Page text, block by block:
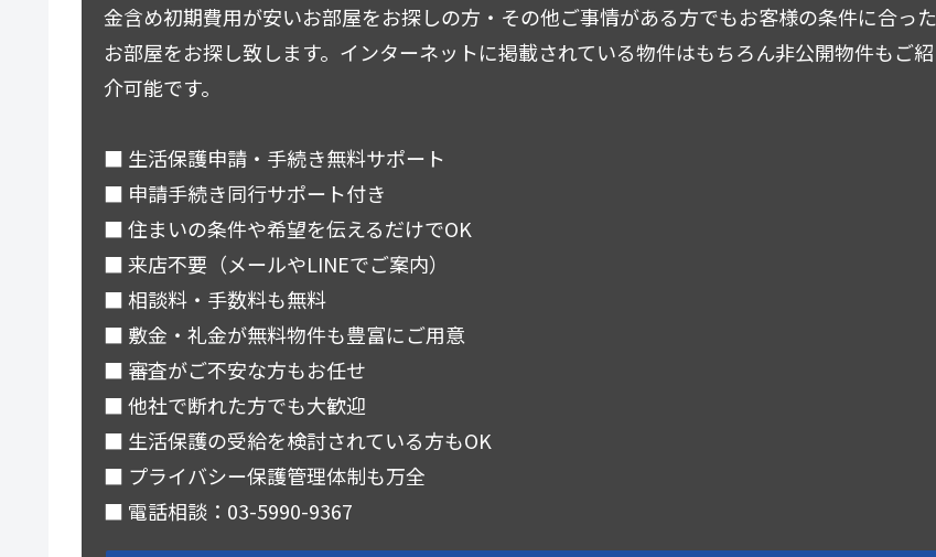
金含め初期費用が安いお部屋をお探しの方・その他ご事情がある方でもお客様の条件に合った
お部屋をお探し致します。インターネットに掲載されている物件はもちろん非公開物件もご紹
介可能です。
■ 生活保護申請・手続き無料サポート
■ 申請手続き同行サポート付き
■ 住まいの条件や希望を伝えるだけでOK
■ 来店不要（メールやLINEでご案内）
■ 相談料・手数料も無料
■ 敷金・礼金が無料物件も豊富にご用意
■ 審査がご不安な方もお任せ
■ 他社で断れた方でも大歓迎
■ 生活保護の受給を検討されている方もOK
■ プライバシー保護管理体制も万全
■ 電話相談：03-5990-9367